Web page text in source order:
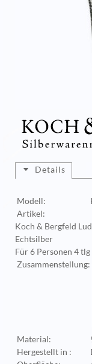
Details
Modell:
Artikel:
Koch & Bergfeld
Echtsilber
Für 6 Personen 4 tlg
Zusammenstellung:
Material:
Hergestellt in :